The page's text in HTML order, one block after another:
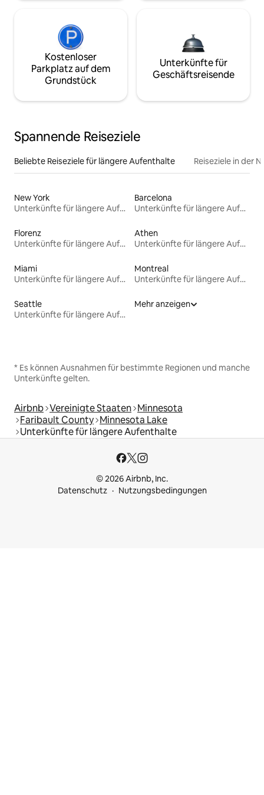
Kostenloser
Parkplatz auf dem
Grundstück
Unterkünfte für
Geschäftsreisende
Spannende Reiseziele
Beliebte Reiseziele für längere Aufenthalte Reiseziele in der
New York
Unterkünfte für längere Aufenthalte
Barcelona
Unterkünfte für längere Aufenthalte
Florenz
Unterkünfte für längere Aufenthalte
Athen
Unterkünfte für längere Aufenthalte
Miami
Unterkünfte für längere Aufenthalte
Montreal
Unterkünfte für längere Aufenthalte
Seattle
Unterkünfte für längere Aufenthalte
Mehr anzeigen
* Es können Ausnahmen für bestimmte Regionen und manche
Unterkünfte gelten.
Airbnb Vereinigte Staaten Minnesota
Faribault County Minnesota Lake
Unterkünfte für längere Aufenthalte
© 2026 Airbnb, Inc.
Datenschutz
Nutzungsbedingungen